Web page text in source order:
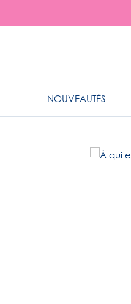
NOUVEAUTÉS